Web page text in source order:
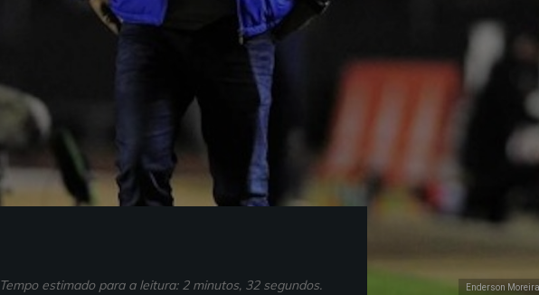
Enderson
Tempo estimado para a leitura: 2 minutos, 32 segundos.